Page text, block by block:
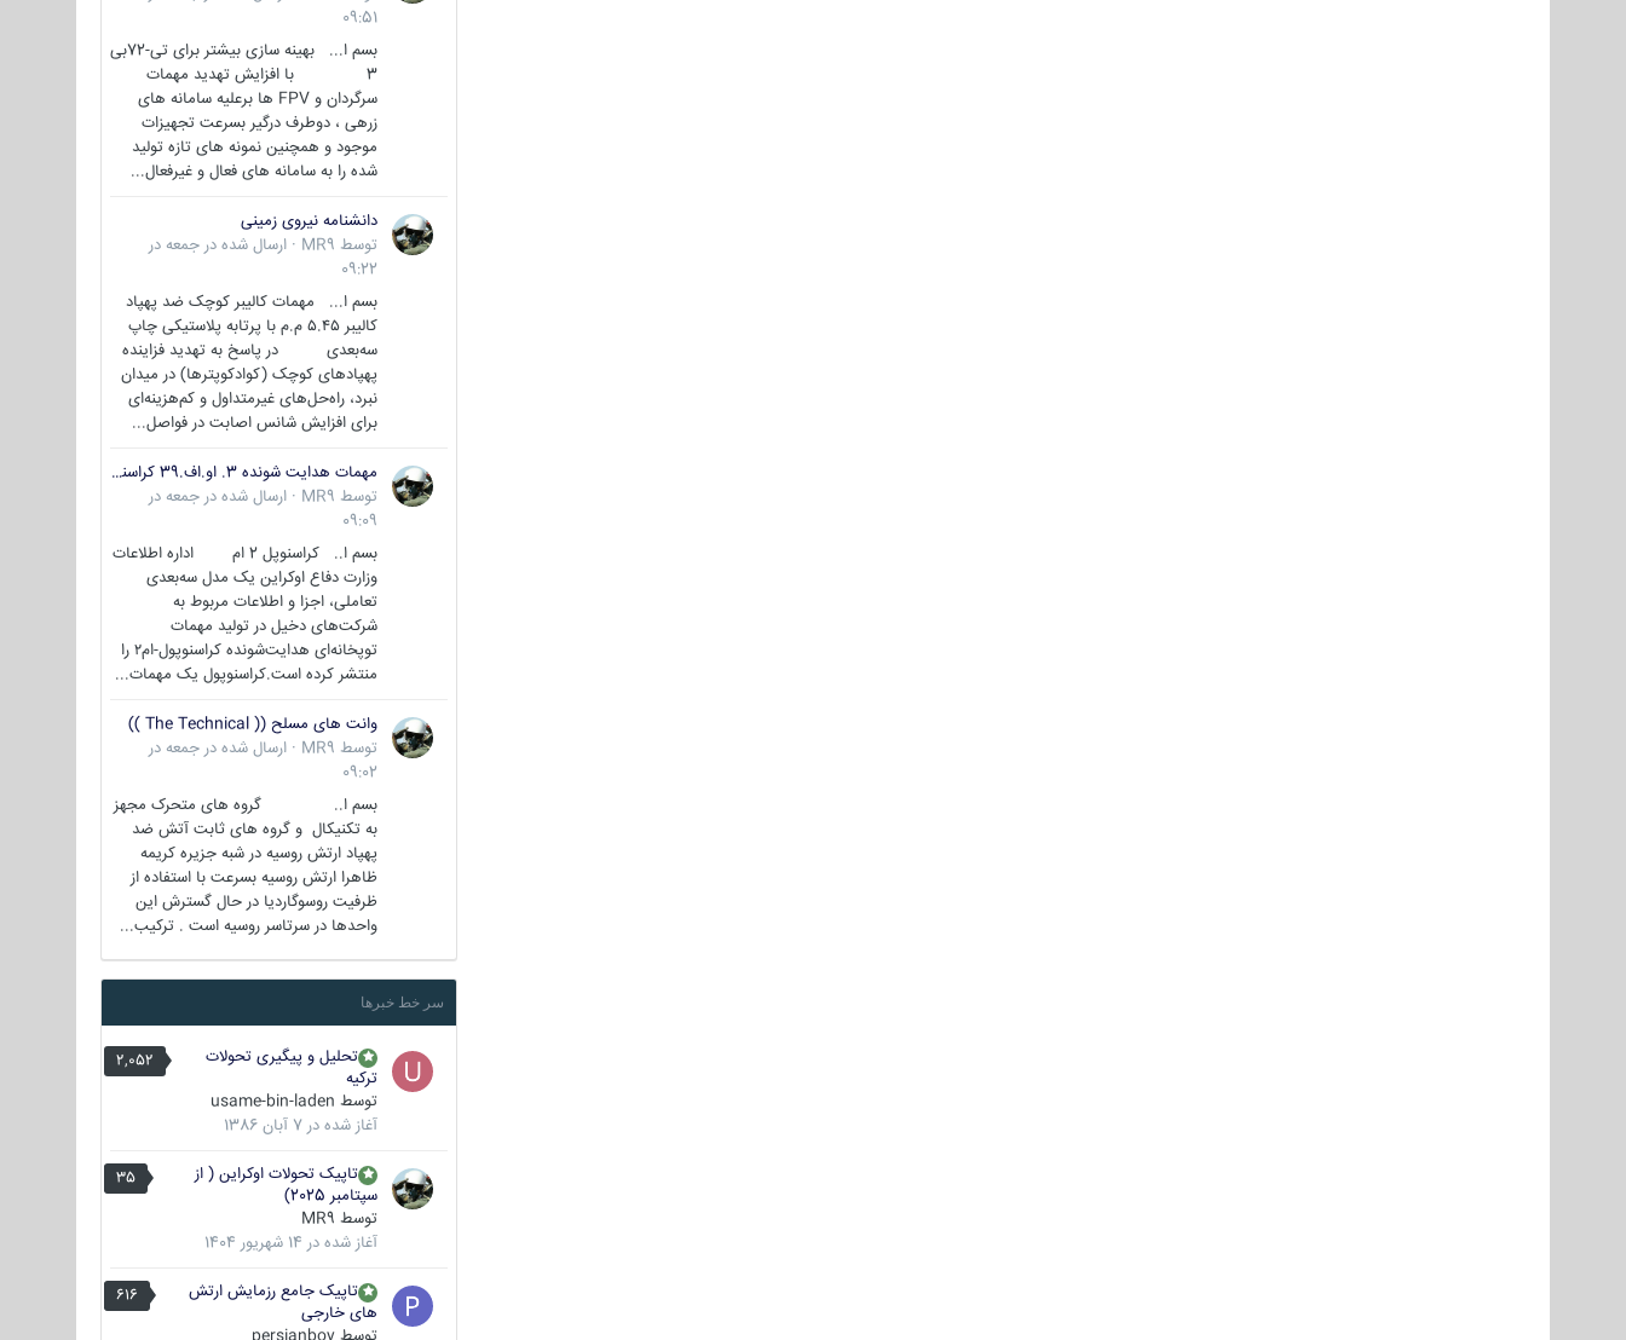
09:51
بسم ا... بهینه سازی بیشتر برای تی-72بی
3 با افزایش تهدید مهمات
سرگردان و FPV ها برعلیه سامانه های
زرهی ، دوطرف درگیر بسرعت تجهیزات
موجود و همچنین نمونه های تازه تولید
شده را به سامانه های فعال و غیرفعال...
دانشنامه نیروی زمینی
توسط MR9
· ارسال شده در جمعه در
09:22
بسم ا... مهمات کالیبر کوچک ضد پهپاد
کالیبر ۵.۴۵ م.م با پرتابه پلاستیکی چاپ
سه‌بعدی در پاسخ به تهدید فزاینده
پهپادهای کوچک (کوادکوپترها) در میدان
نبرد، راه‌حل‌های غیرمتداول و کم‌هزینه‌ای
برای افزایش شانس اصابت در فواصل...
مهمات هدایت شونده 3. او.اف.39 کراسنوپل/بصیر( Krasnopol 3OF39 )
توسط MR9
· ارسال شده در جمعه در
09:09
بسم ا.. کراسنوپل 2 ام اداره اطلاعات
وزارت دفاع اوکراین یک مدل سه‌بعدی
تعاملی، اجزا و اطلاعات مربوط به
شرکت‌های دخیل در تولید مهمات
توپخانه‌ای هدایت‌شونده کراسنوپول-ام۲ را
منتشر کرده است.کراسنوپول یک مهمات...
وانت های مسلح (( The Technical ))
توسط MR9
· ارسال شده در جمعه در
09:02
بسم ا.. گروه های متحرک مجهز
به تکنیکال و گروه های ثابت آتش ضد
پهپاد ارتش روسیه در شبه جزیره کریمه
ظاهرا ارتش روسیه بسرعت با استفاده از
ظرفیت روسوگاردیا در حال گسترش این
واحدها در سرتاسر روسیه است . ترکیب...
سر خط خبرها
2,052
تحلیل و پیگیری تحولات
ترکیه
توسط usame-bin-laden
آغاز شده در 7 آبان 1386
35
تاپیک تحولات اوکراین ( از
سپتامبر 2025)
توسط MR9
آغاز شده در 14 شهریور 1404
616
تاپیک جامع رزمایش ارتش
های خارجی